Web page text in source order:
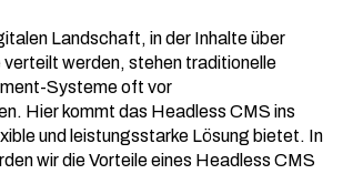
Landschaft, in der Inhalte über
verteilt werden, stehen traditionelle
Systeme oft vor
Hier kommt das Headless CMS ins
und leistungsstarke Lösung bietet. In
wir die Vorteile eines Headless CMS